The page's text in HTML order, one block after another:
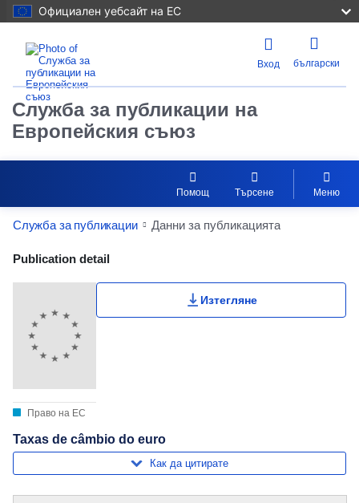
Официален уебсайт на ЕС
Вход български
Служба за публикации на
Европейския съюз
Помощ Търсене Меню
Служба за публикации Данни за публикацията
Publication Detail Actions Portlet
Publication detail
Право на ЕС
Изтегляне
Taxas de câmbio do euro
Как да цитирате